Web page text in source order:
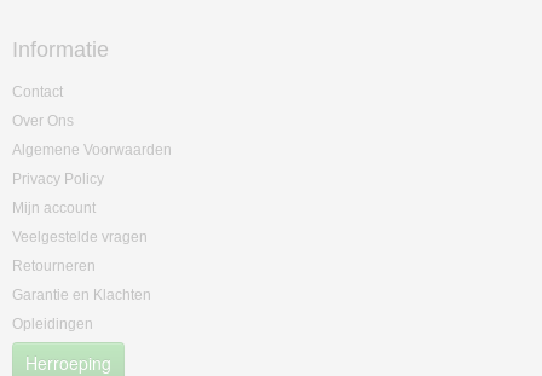
Informatie
Contact
Over Ons
Algemene Voorwaarden
Privacy Policy
Mijn account
Veelgestelde vragen
Retourneren
Garantie en Klachten
Opleidingen
Herroeping